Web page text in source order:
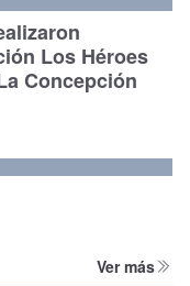
Los Héroes
Concepción
Ver más